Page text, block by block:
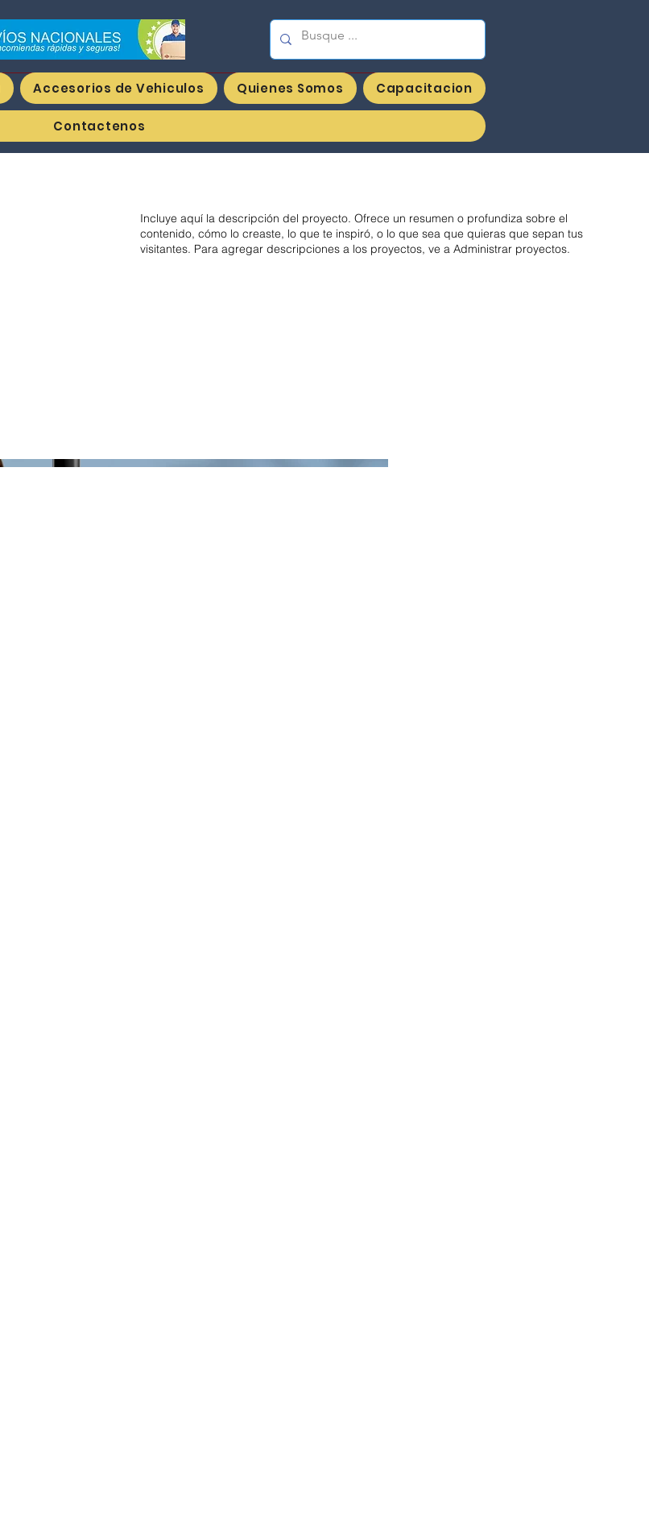
Accesorios de Vehiculos Quienes Somos Capacitacion
Contactenos
Incluye aquí la descripción del proyecto. Ofrece un resumen o profundiza sobre el
contenido, cómo lo creaste, lo que te inspiró, o lo que sea que quieras que sepan tus
visitantes. Para agregar descripciones a los proyectos, ve a Administrar proyectos.